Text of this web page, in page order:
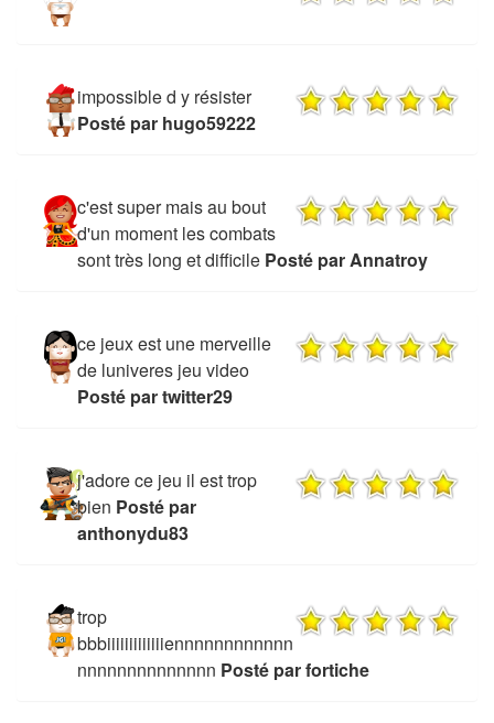
impossible d y résister
Posté par hugo59222
c'est super mais au bout
d'un moment les combats
sont très long et difficile Posté par Annatroy
ce jeux est une merveille
de luniveres jeu video
Posté par twitter29
j'adore ce jeu il est trop
bien Posté par
anthonydu83
trop
bbbiiiiiiiiiiiiiennnnnnnnnnnn
nnnnnnnnnnnnnn Posté par fortiche